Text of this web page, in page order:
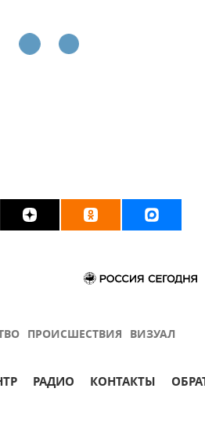
ПРОИСШЕСТВИЯ ВИЗУАЛ
РАДИО КОНТАКТЫ